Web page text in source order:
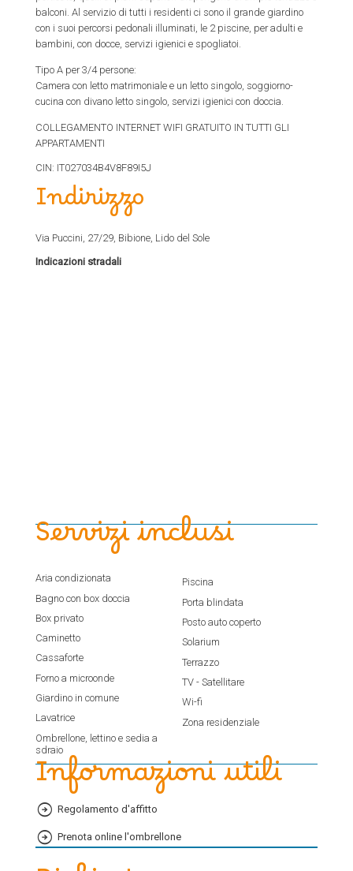
balconi. Al servizio di tutti i residenti ci sono il grande giardino
con i suoi percorsi pedonali illuminati, le 2 piscine, per adulti e
bambini, con docce, servizi igienici e spogliatoi.
Tipo A per 3/4 persone:
Camera con letto matrimoniale e un letto singolo, soggiorno-
cucina con divano letto singolo, servizi igienici con doccia.
COLLEGAMENTO INTERNET WIFI GRATUITO IN TUTTI GLI
APPARTAMENTI
CIN: IT027034B4V8F89I5J
Indirizzo
Via Puccini, 27/29, Bibione, Lido del Sole
Indicazioni stradali
Servizi inclusi
Aria condizionata
Bagno con box doccia
Box privato
Caminetto
Cassaforte
Forno a microonde
Giardino in comune
Lavatrice
Ombrellone, lettino e sedia a
sdraio
Piscina
Porta blindata
Posto auto coperto
Solarium
Terrazzo
TV - Satellitare
Wi-fi
Zona residenziale
Informazioni utili
Regolamento d'affitto
Prenota online l'ombrellone